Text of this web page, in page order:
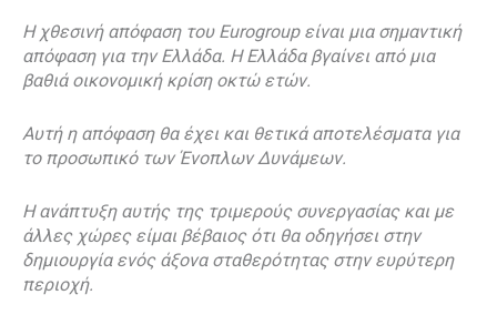
Η χθεσινή απόφαση του Eurogroup είναι μια σημαντική
απόφαση για την Ελλάδα. Η Ελλάδα βγαίνει από μια
βαθιά οικονομική κρίση οκτώ ετών.
Αυτή η απόφαση θα έχει και θετικά αποτελέσματα για
το προσωπικό των Ένοπλων Δυνάμεων.
Η ανάπτυξη αυτής της τριμερούς συνεργασίας και με
άλλες χώρες είμαι βέβαιος ότι θα οδηγήσει στην
δημιουργία ενός άξονα σταθερότητας στην ευρύτερη
περιοχή.